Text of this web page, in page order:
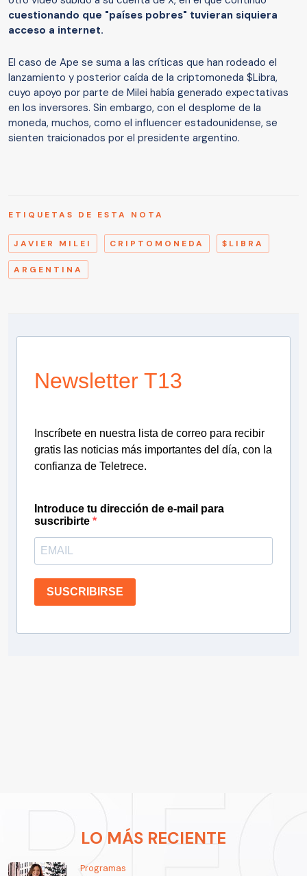
cuestionando que "países pobres" tuvieran siquiera
acceso a internet.
El caso de Ape se suma a las críticas que han rodeado el
lanzamiento y posterior caída de la criptomoneda $Libra,
cuyo apoyo por parte de Milei había generado expectativas
en los inversores. Sin embargo, con el desplome de la
moneda, muchos, como el influencer estadounidense, se
sienten traicionados por el presidente argentino.
ETIQUETAS DE ESTA NOTA
JAVIER MILEI CRIPTOMONEDA $LIBRA
ARGENTINA
Newsletter T13
Inscríbete en nuestra lista de correo para recibir
gratis las noticias más importantes del día, con la
confianza de Teletrece.
Introduce tu dirección de e-mail para
suscribirte
SUSCRIBIRSE
LO MÁS RECIENTE
Programas